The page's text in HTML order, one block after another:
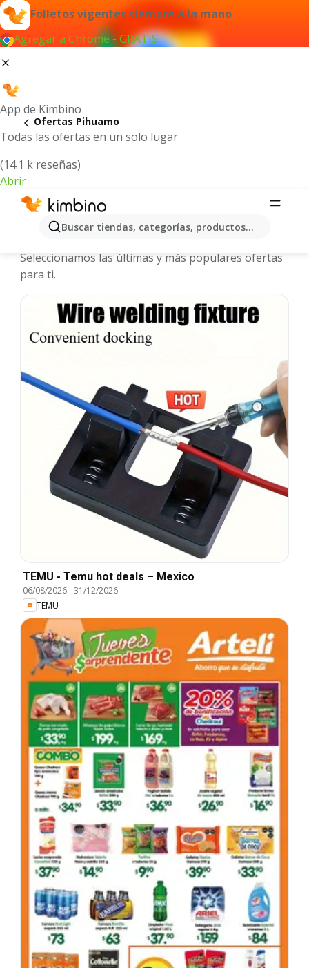
Folletos vigentes siempre a la mano
Agregar a Chrome - GRATIS
App de Kimbino
Todas las ofertas en un solo lugar
(14.1 k reseñas)
Abrir
Buscar tiendas, categorías, productos...
Ofertas Pihuamo
Pihuamo - Folletos y ofertas más
Seleccionamos las últimas y más populares ofertas
para ti.
TEMU - Temu hot deals – Mexico
06/08/2026-31/12/2026
TEMU